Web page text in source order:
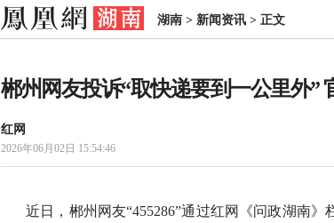
湖南 > 新闻资讯 > 正文
郴州网友投诉“取快递要到一公里外”
红网
2026年06月02日 15:54:46
近日，郴州网友“455286”通过红网《问政湖南